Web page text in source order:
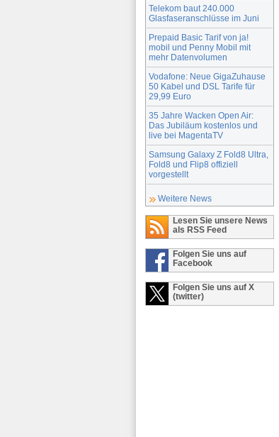
Telekom baut 240.000
Glasfaseranschlüsse im Juni
Prepaid Basic Tarif von ja!
mobil und Penny Mobil mit
mehr Datenvolumen
Vodafone: Neue GigaZuhause
50 Kabel und DSL Tarife für
29,99 Euro
35 Jahre Wacken Open Air:
Das Jubiläum kostenlos und
live bei MagentaTV
Samsung Galaxy Z Fold8 Ultra,
Fold8 und Flip8 offiziell
vorgestellt
Weitere News
Lesen Sie unsere News
als RSS Feed
Folgen Sie uns auf
Facebook
Folgen Sie uns auf X
(twitter)